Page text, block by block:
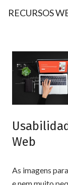
RECURSOS
Web
As imagens